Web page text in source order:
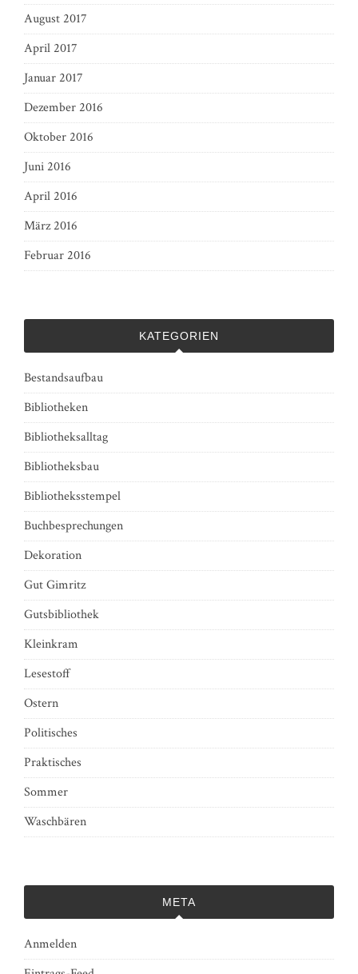
August 2017
April 2017
Januar 2017
Dezember 2016
Oktober 2016
Juni 2016
April 2016
März 2016
Februar 2016
KATEGORIEN
Bestandsaufbau
Bibliotheken
Bibliotheksalltag
Bibliotheksbau
Bibliotheksstempel
Buchbesprechungen
Dekoration
Gut Gimritz
Gutsbibliothek
Kleinkram
Lesestoff
Ostern
Politisches
Praktisches
Sommer
Waschbären
META
Anmelden